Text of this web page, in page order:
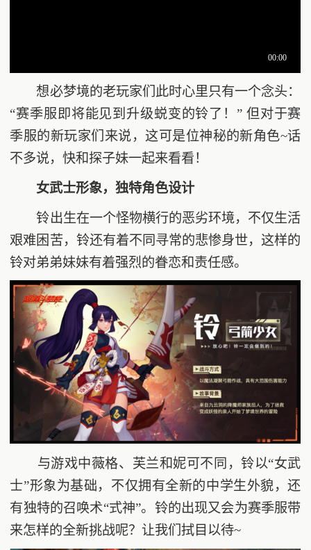
想必梦境的老玩家们此时心里只有一个念头：
“赛季服即将能见到升级蜕变的铃了！” 但对于赛
季服的新玩家们来说，这可是位神秘的新角色~话
不多说，快和探子妹一起来看看！
女武士形象，独特角色设计
铃出生在一个怪物横行的恶劣环境，不仅生活
艰难困苦，铃还有着不同寻常的悲惨身世，这样的
铃对弟弟妹妹有着强烈的眷恋和责任感。
与游戏中薇格、芙兰和妮可不同，铃以“女武
士”形象为基础，不仅拥有全新的中学生外貌，还
有独特的召唤术“式神”。铃的出现又会为赛季服带
来怎样的全新挑战呢？让我们拭目以待~